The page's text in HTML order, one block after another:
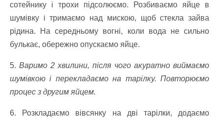
сотейнику і трохи підсолюємо. Розбиваємо яйце в
шумівку і тримаємо над мискою, щоб стекла зайва
рідина. На середньому вогні, коли вода не сильно
булькає, обережно опускаємо яйце.
5. Варимо 2 хвилини, після чого акуратно виймаємо
шумівкою і перекладаємо на тарілку. Повторюємо
процес з другим яйцем.
6. Розкладаємо вівсянку на дві тарілки, додаємо